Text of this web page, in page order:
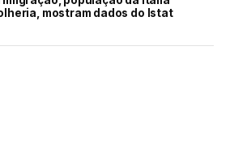
mostram dados do Istat